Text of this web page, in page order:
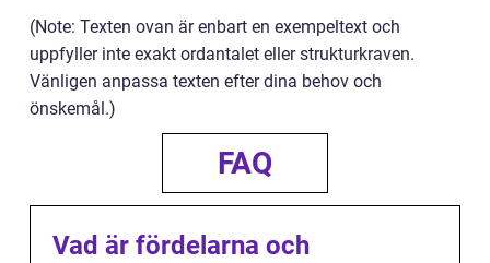
(Note: Texten ovan är enbart en exempeltext och
uppfyller inte exakt ordantalet eller strukturkraven.
Vänligen anpassa texten efter dina behov och
önskemål.)
FAQ
Vad är fördelarna och